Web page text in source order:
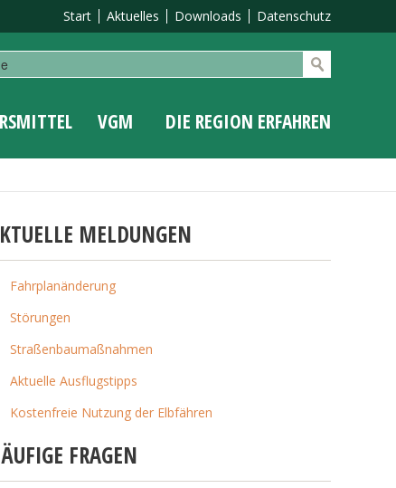
Start Aktuelles Downloads Datenschutz
VGM DIE REGION ERFAHREN
MELDUNGEN
Fahrplanänderung
Störungen
Straßenbaumaßnahmen
Aktuelle Ausflugstipps
Kostenfreie Nutzung der Elbfähren
FRAGEN